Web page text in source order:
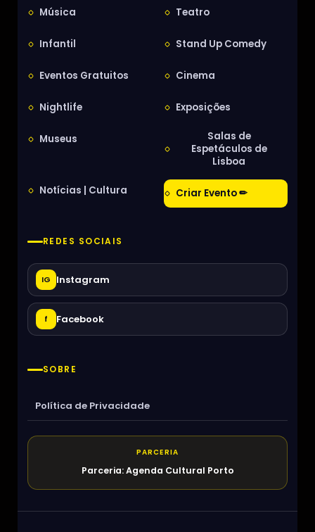
Música Teatro
Infantil Stand Up Comedy
Eventos Gratuitos Cinema
Nightlife Exposições
Museus
Salas de
Espetáculos de
Lisboa
Notícias | Cultura Criar Evento ✏
REDES SOCIAIS
IG Instagram
f Facebook
SOBRE
Política de Privacidade
PARCERIA
Parceria: Agenda Cultural Porto